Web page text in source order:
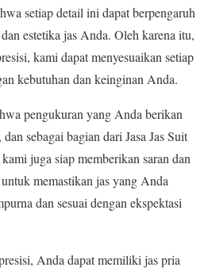
setiap detail ini dapat berpengaruh
estetika jas Anda. Oleh karena itu,
kami dapat menyesuaikan setiap
kebutuhan dan keinginan Anda.
pengukuran yang Anda berikan
sebagai bagian dari Jasa Jas Suit
juga siap memberikan saran dan
memastikan jas yang Anda
dan sesuai dengan ekspektasi
Anda dapat memiliki jas pria